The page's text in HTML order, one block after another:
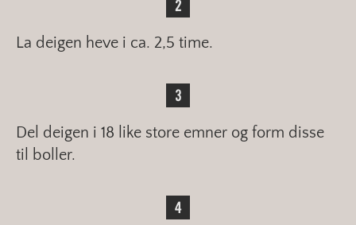
La deigen heve i ca. 2,5 time.
Del deigen i 18 like store emner og form disse
til boller.